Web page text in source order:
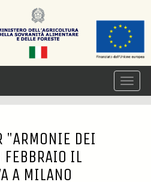
"ARMONIE DEI
IL
A MILANO